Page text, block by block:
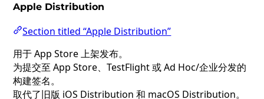
Apple Distribution
Section titled “Apple Distribution”
用于 App Store 上架发布。
为提交至 App Store、TestFlight 或 Ad Hoc/企业分发的
构建签名。
取代了旧版 iOS Distribution 和 macOS Distribution。